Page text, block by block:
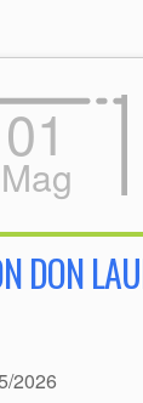
01
Mag
DON
2026